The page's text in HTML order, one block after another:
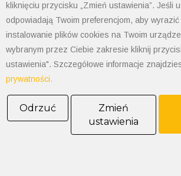
kliknięciu przycisku „Zmień ustawienia”. Jeśli
odpowiadają Twoim preferencjom, aby
instalowanie plików cookies na Twoim
wybranym przez Ciebie zakresie kliknij
ustawienia". Szczegółowe informacje
prywatności.
Odrzuć
Zmień
ustawienia
POLIMET S. Kij spółka jawna
43-300 Bielsko-Biała ul. Grażyńskiego 74
Polityka prywatności
Polityka cookies
Informacja od administratora danych
Informacje GPSR
Ogólne warunki sprzedaży
tel: 33 497-77-77
fax: 33 497-77-10